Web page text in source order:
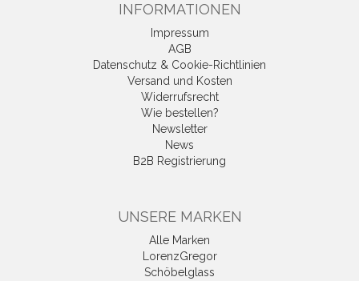
INFORMATIONEN
Impressum
AGB
Datenschutz & Cookie-Richtlinien
Versand und Kosten
Widerrufsrecht
Wie bestellen?
Newsletter
News
B2B Registrierung
UNSERE MARKEN
Alle Marken
LorenzGregor
Schöbelglass